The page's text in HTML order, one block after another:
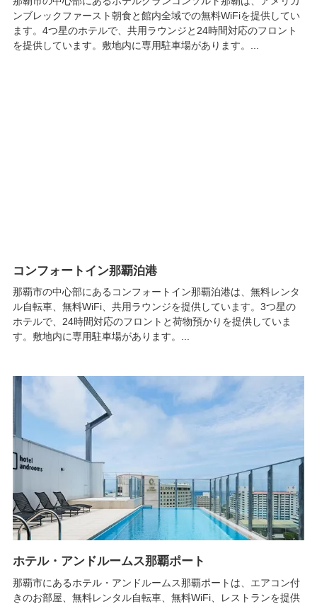
ンブレックファースト朝食と館内全域での無料WiFiを提供してい
ます。4つ星のホテルで、共用ラウンジと24時間対応のフロント
を提供しています。敷地内に専用駐車場があります。...
コンフォートイン那覇泊港
那覇市の中心部にあるコンフォートイン那覇泊港は、無料レンタ
ル自転車、無料WiFi、共用ラウンジを提供しています。3つ星の
ホテルで、24時間対応のフロントと荷物預かりを提供していま
す。敷地内に専用駐車場があります。...
ホテル・アンドルームス那覇ポート
那覇市にあるホテル・アンドルームス那覇ポートは、エアコン付
きのお部屋、無料レンタル自転車、無料WiFi、レストランを提供